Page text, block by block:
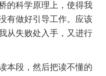
的科学原理上，使得我
有做好引导工作。应该
从失败处入手，又进行
段，然后把读不懂的